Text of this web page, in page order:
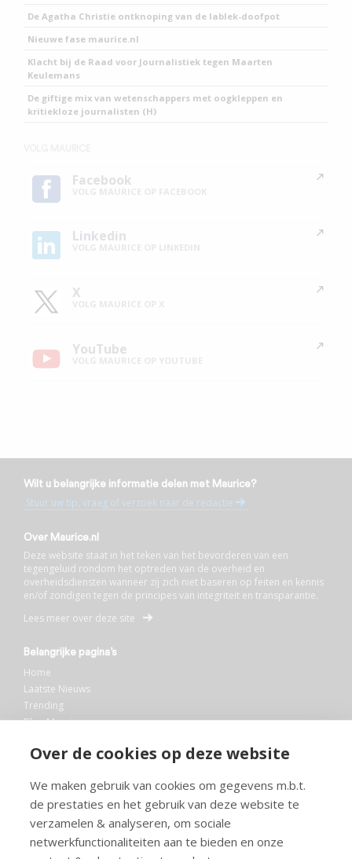
Over de cookies op deze website
We maken gebruik van cookies om gegevens m.b.t.
de prestaties en het gebruik van deze website te
verzamelen & analyseren, om sociale
netwerkfunctionaliteiten aan te bieden en onze
De Agatha Christie ontknoping van de lablek-doofpot
Nieuwe fase maurice.nl
Klacht bij de Raad voor Journalistiek tegen Maarten
Keulemans
De giftige mix van wetenschappers met oogkleppen en
kritiekloze journalisten (H)
Facebook
Linkedin
X
YouTube
Wilt u belangrijke informatie delen met Maurice?
Stuur uw tip, vraag of verzoek naar de redactie
Over Maurice.nl
Deze website staat in het teken van het bevorderen van een
tegengeluid rondom het optreden van de overheid en
overheidsdiensten wanneer zij zich niet baseren op feiten en kennis
en/of zondigen tegen de principes van integriteit en transparantie.
Lees meer over deze site
Belangrijke pagina’s
Home
Laatste Nieuws
Trending
Blog Maurice
Bibliotheek
Info en service
FAQ
Doneren
Privacy